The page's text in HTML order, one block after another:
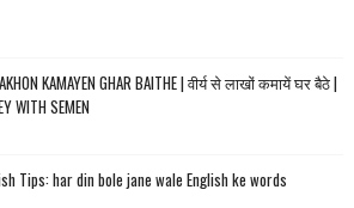
KAMAYEN GHAR BAITHE | वीर्य से लाखों कमायें घर बैठे |
WITH SEMEN
Tips: har din bole jane wale English ke words